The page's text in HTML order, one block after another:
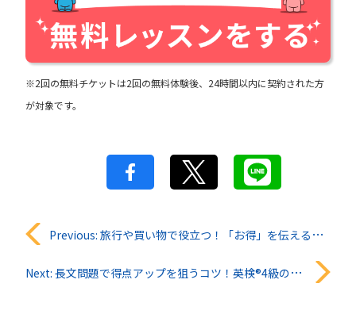
※2回の無料チケットは2回の無料体験後、24時間以内に契約された方
が対象です。
投
稿
Previous: 旅行や買い物で役立つ！「お得」を伝える英語の言い方とは？
Next: 長文問題で得点アップを狙うコツ！英検®︎4級の長文問題を素早く解くテクニック